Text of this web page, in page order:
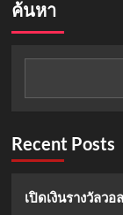
พระจันทร์
วิธี
เสริม
เงิน
ค้นหา
Recent Posts
เปิดเงินรางวัลว